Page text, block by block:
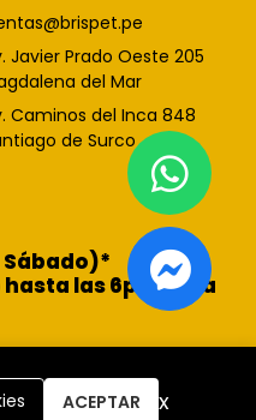
Javier Prado Oeste 205
del Mar
Caminos del Inca 848
de Surco
Sábado)*
hasta las 6pm para
ACEPTAR x